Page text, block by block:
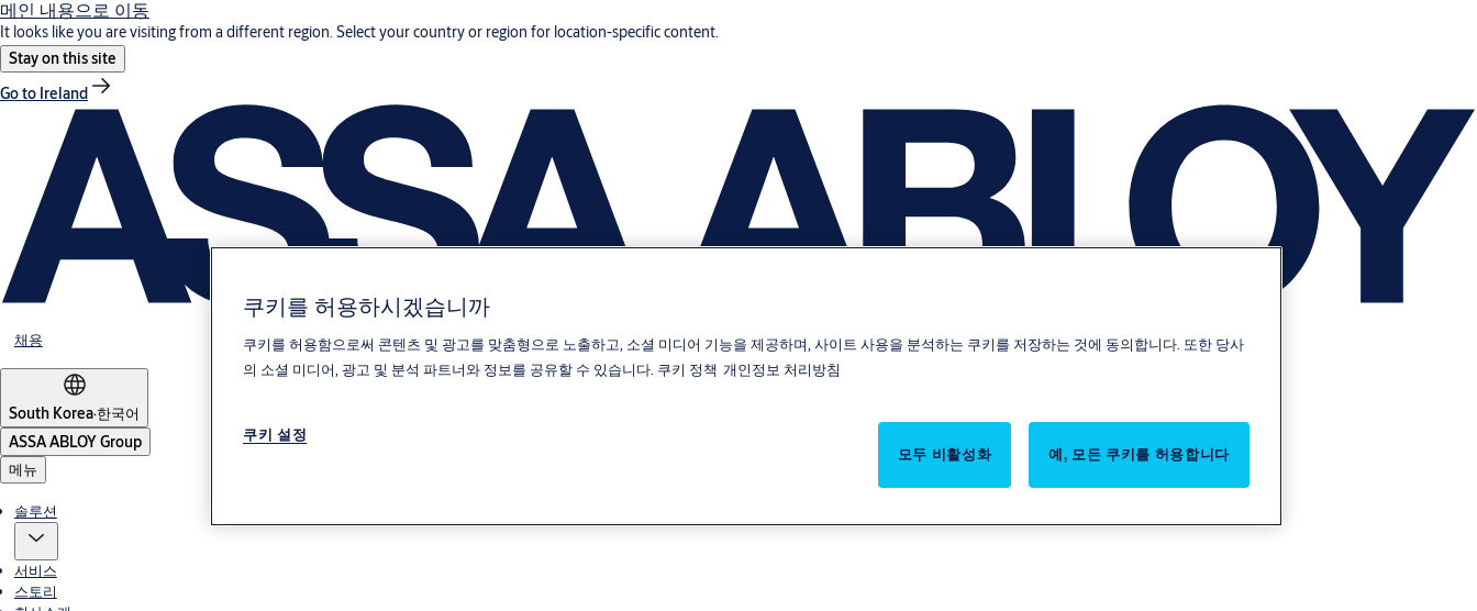
메인 내용으로 이동
It looks like you are visiting from a different region. Select your country or region for location-specific content.
Stay on this site
Go to Ireland
채용
South Korea·한국어
ASSA ABLOY Group
메뉴
솔루션
서비스
스토리
쿠키를 허용하시겠습니까
쿠키를 허용함으로써 콘텐츠 및 광고를 맞춤형으로 노출하고, 소셜 미디어 기능을 제공하며, 사이트 사용을 분석하는 쿠키를 저장하는 것에 동의합니다. 또한 당사
의 소셜 미디어, 광고 및 분석 파트너와 정보를 공유할 수 있습니다. 쿠키 정책 개인정보 처리방침
쿠키 설정
모두 비활성화
예, 모든 쿠키를 허용합니다